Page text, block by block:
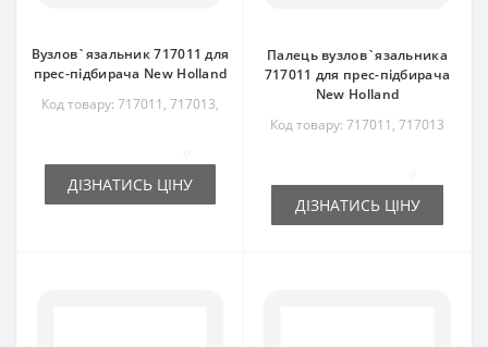
Вузлов`язальник 717011 для
прес-підбирача New Holland
Код товару: 717011, 717013,
ДІЗНАТИСЬ ЦІНУ
Палець вузлов`язальника
717011 для прес-підбирача
New Holland
Код товару: 717011, 717013
ДІЗНАТИСЬ ЦІНУ